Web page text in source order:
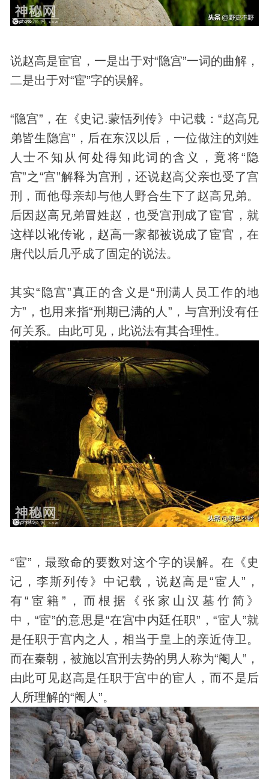
说赵高是宦官，一是出于对“隐宫”一词的曲解，
二是出于对“宦”字的误解。
“隐宫”，在《史记.蒙恬列传》中记载：“赵高兄
弟皆生隐宫”，后在东汉以后，一位做注的刘姓
人士不知从何处得知此词的含义，竟将“隐
宫”之“宫”解释为宫刑，还说赵高父亲也受了宫
刑，而他母亲却与他人野合生下了赵高兄弟。
后因赵高兄弟冒姓赵，也受宫刑成了宦官，就
这样以讹传讹，赵高一家都被说成了宦官，在
唐代以后几乎成了固定的说法。
其实“隐宫”真正的含义是“刑满人员工作的地
方”，也用来指“刑期已满的人”，与宫刑没有任
何关系。由此可见，此说法有其合理性。
“宦”，最致命的要数对这个字的误解。在《史
记，李斯列传》中记载，说赵高是“宦人”，
有“宦籍”，而根据《张家山汉墓竹简》
中，“宦”的意思是“在宫中内廷任职”，“宦人”就
是任职于宫内之人，相当于皇上的亲近侍卫。
而在秦朝，被施以宫刑去势的男人称为“阉人”，
由此可见赵高是任职于宫中的宦人，而不是后
人所理解的“阉人”。